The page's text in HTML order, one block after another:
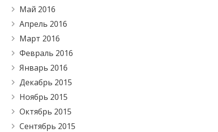
Май 2016
Апрель 2016
Март 2016
Февраль 2016
Январь 2016
Декабрь 2015
Ноябрь 2015
Октябрь 2015
Сентябрь 2015